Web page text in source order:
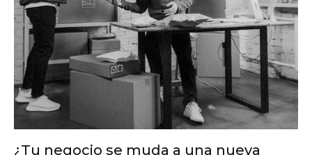
¿Tu negocio se muda a una nueva